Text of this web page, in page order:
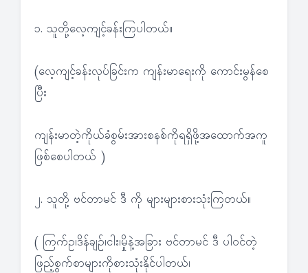
၁. သူတို့လေ့ကျင့်ခန်းကြပါတယ်။
(လေ့ကျင့်ခန်းလုပ်ခြင်းက ကျန်းမာရေးကို ကောင်းမွန်စေ
ပြီး
ကျန်းမာတဲ့ကိုယ်ခံစွမ်းအားစနစ်ကိုရရှိဖို့အထောက်အကူ
ဖြစ်စေပါတယ် )
၂. သူတို့ ဗင်တာမင် ဒီ ကို များများစားသုံးကြတယ်။
( ကြက်ဥ၊ဒိန်ချဉ်၊ငါး၊မှိုနဲ့အခြား ဗင်တာမင် ဒီ ပါဝင်တဲ့
ဖြည့်စွက်စာများကိုစားသုံးနိုင်ပါတယ်၊